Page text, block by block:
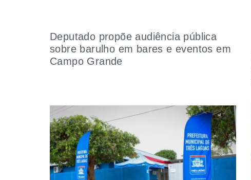
Deputado propõe audiência pública
sobre barulho em bares e eventos em
Campo Grande